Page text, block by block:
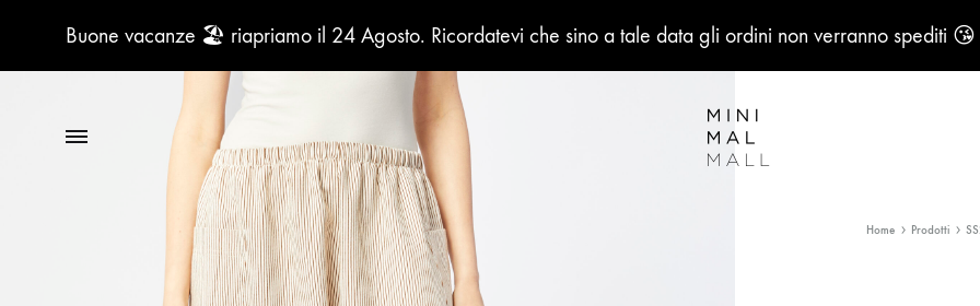
Buone vacanze 🏖️ riapriamo il 24 Agosto. Ricordatevi che sino a tale data gli ordini non verranno spediti 😘
Home Prodotti